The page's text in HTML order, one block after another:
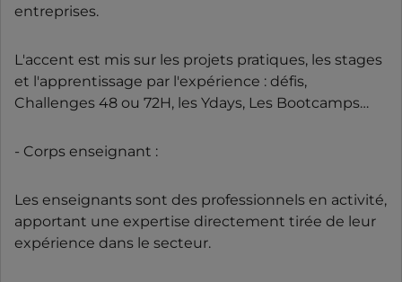
entreprises.
L'accent est mis sur les projets pratiques, les stages
et l'apprentissage par l'expérience : défis,
Challenges 48 ou 72H, les Ydays, Les Bootcamps…
- Corps enseignant :
Les enseignants sont des professionnels en activité,
apportant une expertise directement tirée de leur
expérience dans le secteur.